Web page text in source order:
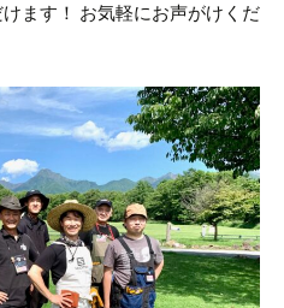
ます！ お気軽にお声がけくだ